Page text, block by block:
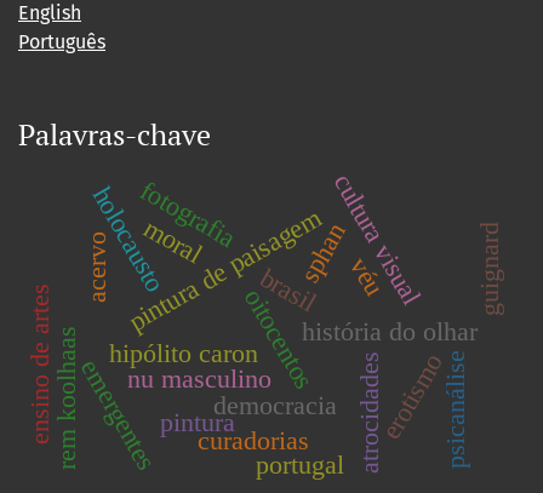
English
Português
Palavras-chave
hipólito caron
pintura de paisagem
oitocentoshistória do olhar
holocaustofotografia cultura visual
atrocidades
democracia
emergentes
brasil
rem koolhaas
nu masculino
pintura
erotismo
véu
moral guignard
sphan
acervo
ensino de artes curadorias psicanálise
portugal